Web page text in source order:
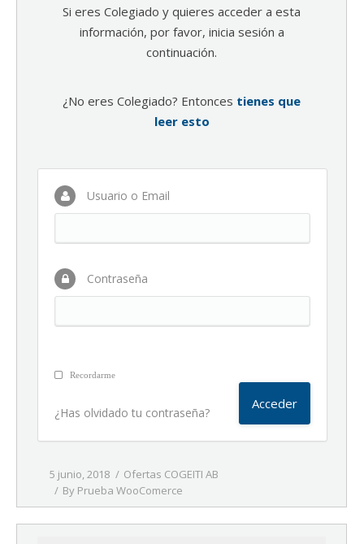
Si eres Colegiado y quieres acceder a esta
información, por favor, inicia sesión a
continuación.
¿No eres Colegiado? Entonces tienes que
leer esto
Usuario o Email
Contraseña
Recordarme
¿Has olvidado tu contraseña?
5 junio, 2018
Ofertas COGEITI AB
By Prueba WooComerce